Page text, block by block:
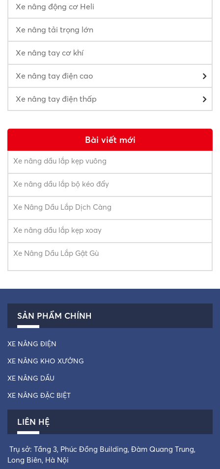
Xe nâng động cơ Heli
Xe nâng tải trọng lớn
Xe nâng tay cơ khí
Xe nâng tay điện cao
Xe nâng tay điện thấp
Bài viết mới
Xe nâng dầu lắp kẹp vuông
Xe nâng dầu lắp bộ kéo đẩy
Xe Nâng Dầu Lắp Dịch Càng
Xe nâng dầu lắp kẹp xoay
Xe Nâng Dầu Lắp Gật Gù
SẢN PHẨM CHÍNH
XE NÂNG ĐIỆN
XE NÂNG KHO XƯỞNG
XE NÂNG DẦU
XE NÂNG ĐẶC BIỆT
LIÊN HỆ
Trụ sở: Tầng 3, Phúc Đồng Building, Đàm Quang Trung,
Long Biên, Hà Nội